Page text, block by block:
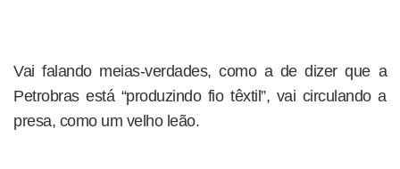
Vai falando meias-verdades, como a de dizer que a
Petrobras está “produzindo fio têxtil”, vai circulando a
presa, como um velho leão.